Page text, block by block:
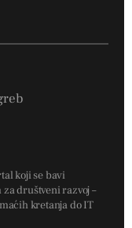
koji se bavi
društveni razvoj –
kretanja do IT